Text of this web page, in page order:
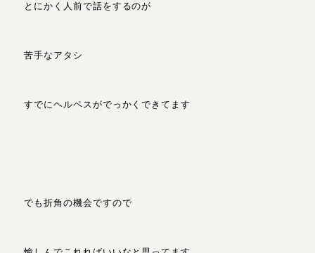
とにかく人前で話をするのが
苦手なアタシ
すでにヘルペスがでっかくできてます
でも折角の機会ですので